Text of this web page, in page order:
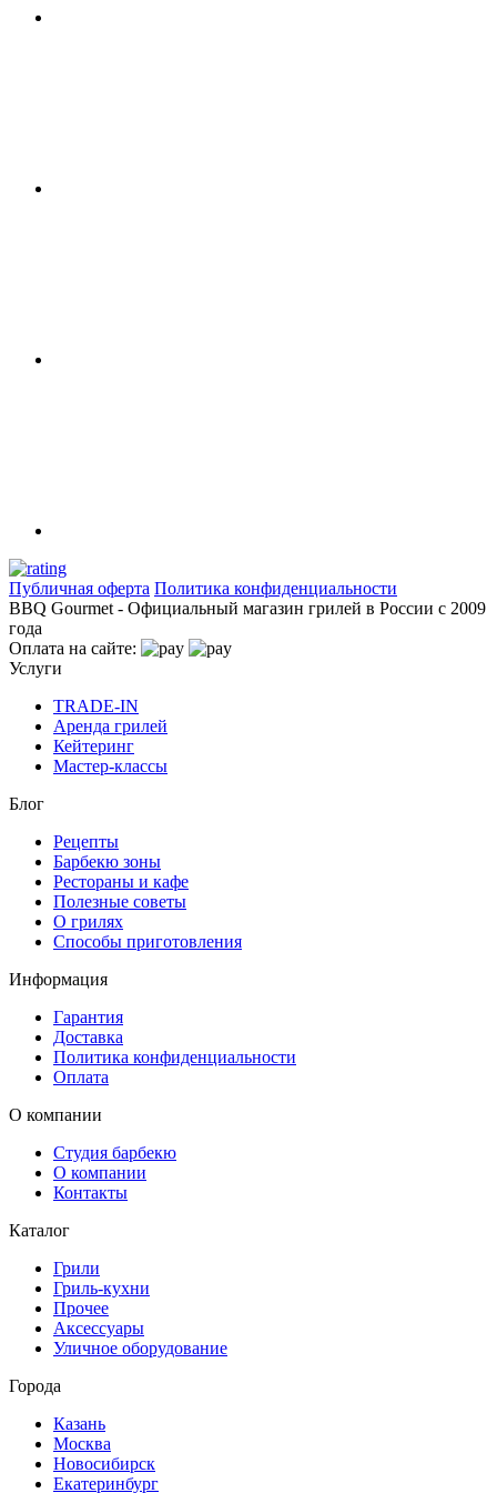
Публичная оферта Политика конфиденциальности
BBQ Gourmet - Официальный магазин грилей в России с 2009
года
Оплата на сайте:
Услуги
TRADE-IN
Аренда грилей
Кейтеринг
Мастер-классы
Блог
Рецепты
Барбекю зоны
Рестораны и кафе
Полезные советы
О грилях
Способы приготовления
Информация
Гарантия
Доставка
Политика конфиденциальности
Оплата
О компании
Студия барбекю
О компании
Контакты
Каталог
Грили
Гриль-кухни
Прочее
Аксессуары
Уличное оборудование
Города
Казань
Москва
Новосибирск
Екатеринбург